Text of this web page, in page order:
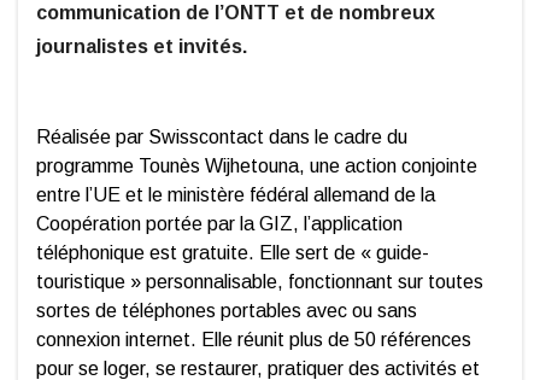
communication de l’ONTT et de nombreux
journalistes et invités.
Réalisée par Swisscontact dans le cadre du
programme Tounès Wijhetouna, une action conjointe
entre l’UE et le ministère fédéral allemand de la
Coopération portée par la GIZ, l’application
téléphonique est gratuite. Elle sert de « guide-
touristique » personnalisable, fonctionnant sur toutes
sortes de téléphones portables avec ou sans
connexion internet. Elle réunit plus de 50 références
pour se loger, se restaurer, pratiquer des activités et